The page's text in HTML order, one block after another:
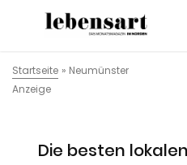
Startseite » Neumünster
Anzeige
Die besten